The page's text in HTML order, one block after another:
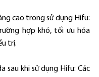
cao trong sử dụng Hifu:
hợp khó, tối ưu hóa
trị.
sau khi sử dụng Hifu: Các